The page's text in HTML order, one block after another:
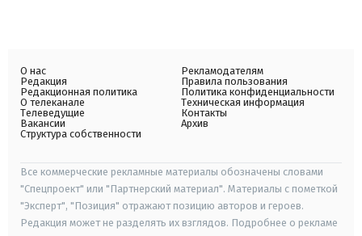
О нас
Редакция
Редакционная политика
О телеканале
Телеведущие
Вакансии
Структура собственности
Рекламодателям
Правила пользования
Политика конфиденциальности
Техническая информация
Контакты
Архив
Все коммерческие рекламные материалы обозначены словами
"Спецпроект" или "Партнерский материал". Материалы с пометкой
"Эксперт", "Позиция" отражают позицию авторов и героев.
Редакция может не разделять их взглядов. Подробнее о рекламе